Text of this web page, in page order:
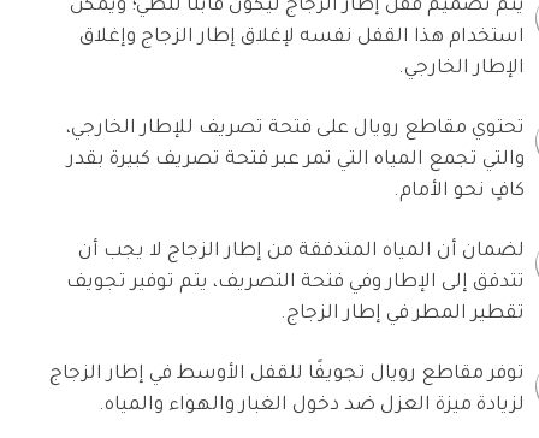
يتم تصميم قفل إطار الزجاج ليكون قابلًا للطي؛ ويمكن
استخدام هذا القفل نفسه لإغلاق إطار الزجاج وإغلاق
الإطار الخارجي.
تحتوي مقاطع رويال على فتحة تصريف للإطار الخارجي،
والتي تجمع المياه التي تمر عبر فتحة تصريف كبيرة بقدر
كافٍ نحو الأمام.
لضمان أن المياه المتدفقة من إطار الزجاج لا يجب أن
تتدفق إلى الإطار وفي فتحة التصريف، يتم توفير تجويف
تقطير المطر في إطار الزجاج.
توفر مقاطع رويال تجويفًا للقفل الأوسط في إطار الزجاج
لزيادة ميزة العزل ضد دخول الغبار والهواء والمياه.